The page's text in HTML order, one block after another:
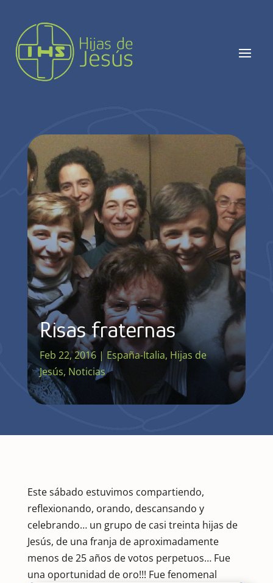
Risas fraternas
Feb 22, 2016| España-Italia, Hijas de
Jesús, Noticias
Este sábado estuvimos compartiendo,
reflexionando, orando, descansando y
celebrando… un grupo de casi treinta hijas de
Jesús, de una franja de aproximadamente
menos de 25 años de votos perpetuos… Fue
una oportunidad de oro!!! Fue fenomenal